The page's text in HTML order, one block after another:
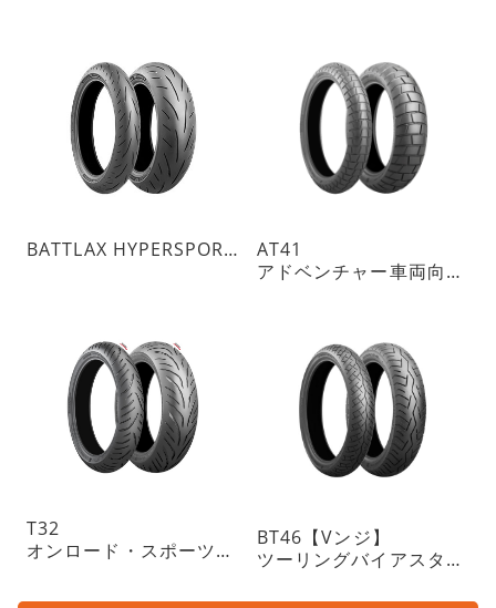
BATTLAX HYPERSPORT S23
AT41
アドベンチャー車両向けトレイルタイヤ ON指向
T32
オンロード・スポーツツーリングラジアルタイヤ・チューブレスタイプ
BT46【Vンジ】
ツーリングバイアスタイヤ・チューブレスタイプ